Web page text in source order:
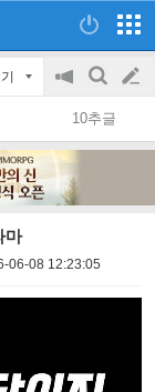
공
지
on/off
검
색
글
쓰
10추글
마
06-08 12:23:05